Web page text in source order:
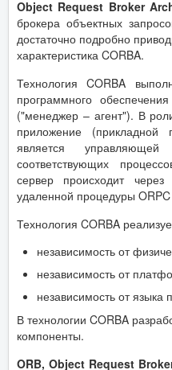
Object Request Broker
брокера объектных
достаточно подробно
характеристика CORBA.
Технология CORBA
программного
("менеджер – агент"). В
приложение (прикладной
является
соответствующих
сервер происходит
удаленной процедуры
Технология CORBA
независимость от
независимость от
независимость от языка
В технологии CORBA
компоненты.
ORB, Object Request